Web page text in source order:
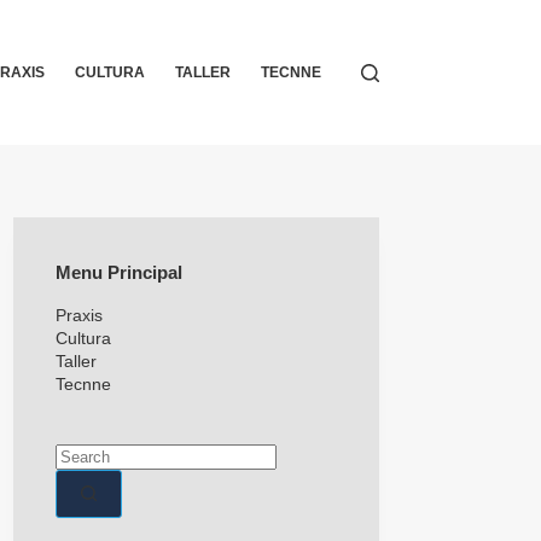
CULTURA TALLER TECNNE
Menu Principal
Praxis
Cultura
Taller
Tecnne
No
Results